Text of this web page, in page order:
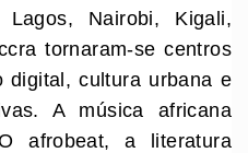
Nairobi, Kigali,
tornaram-se centros
digital, cultura urbana e
A música africana
afrobeat, a literatura